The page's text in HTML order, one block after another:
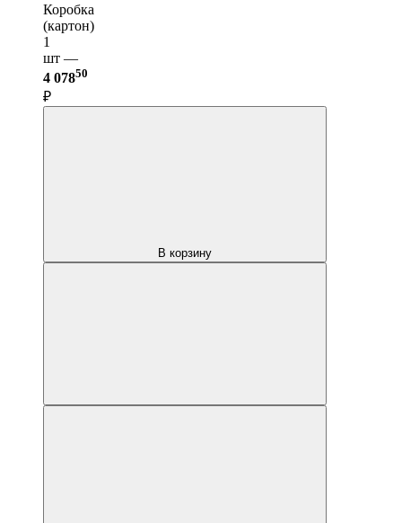
Коробка
(картон)
1
шт —
4 07850
₽
В корзину